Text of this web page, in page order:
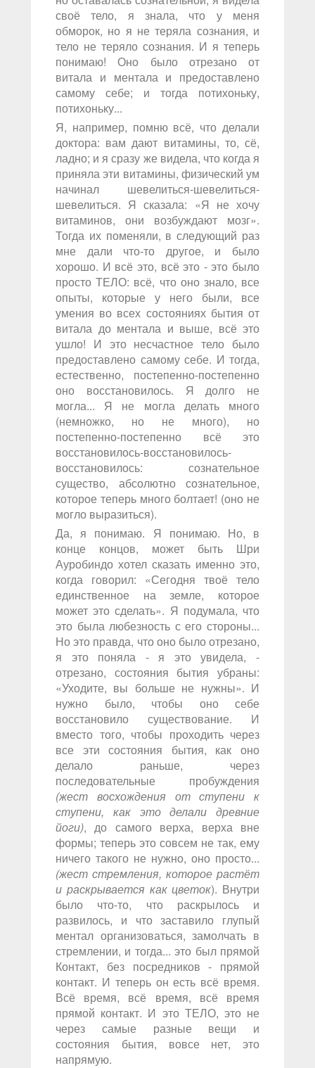
своё тело, я знала, что у меня
обморок, но я не теряла сознания, и
тело не теряло сознания. И я теперь
понимаю! Оно было отрезано от
витала и ментала и предоставлено
самому себе; и тогда потихоньку,
потихоньку...
Я, например, помню всё, что делали
доктора: вам дают витамины, то, сё,
ладно; и я сразу же видела, что когда я
приняла эти витамины, физический ум
начинал шевелиться-шевелиться-
шевелиться. Я сказала: «Я не хочу
витаминов, они возбуждают мозг».
Тогда их поменяли, в следующий раз
мне дали что-то другое, и было
хорошо. И всё это, всё это - это было
просто ТЕЛО: всё, что оно знало, все
опыты, которые у него были, все
умения во всех состояниях бытия от
витала до ментала и выше, всё это
ушло! И это несчастное тело было
предоставлено самому себе. И тогда,
естественно, постепенно-постепенно
оно восстановилось. Я долго не
могла... Я не могла делать много
(немножко, но не много), но
постепенно-постепенно всё это
восстановилось-восстановилось-
восстановилось: сознательное
существо, абсолютно сознательное,
которое теперь много болтает! (оно не
могло выразиться).
Да, я понимаю. Я понимаю. Но, в
конце концов, может быть Шри
Ауробиндо хотел сказать именно это,
когда говорил: «Сегодня твоё тело
единственное на земле, которое
может это сделать». Я подумала, что
это была любезность с его стороны...
Но это правда, что оно было отрезано,
я это поняла - я это увидела, -
отрезано, состояния бытия убраны:
«Уходите, вы больше не нужны». И
нужно было, чтобы оно себе
восстановило существование. И
вместо того, чтобы проходить через
все эти состояния бытия, как оно
делало раньше, через
последовательные пробуждения
(жест восхождения от ступени к
ступени, как это делали древние
йоги), до самого верха, верха вне
формы; теперь это совсем не так, ему
ничего такого не нужно, оно просто...
(жест стремления, которое растёт
и раскрывается как цветок). Внутри
было что-то, что раскрылось и
развилось, и что заставило глупый
ментал организоваться, замолчать в
стремлении, и тогда... это был прямой
Контакт, без посредников - прямой
контакт. И теперь он есть всё время.
Всё время, всё время, всё время
прямой контакт. И это ТЕЛО, это не
через самые разные вещи и
состояния бытия, вовсе нет, это
напрямую.